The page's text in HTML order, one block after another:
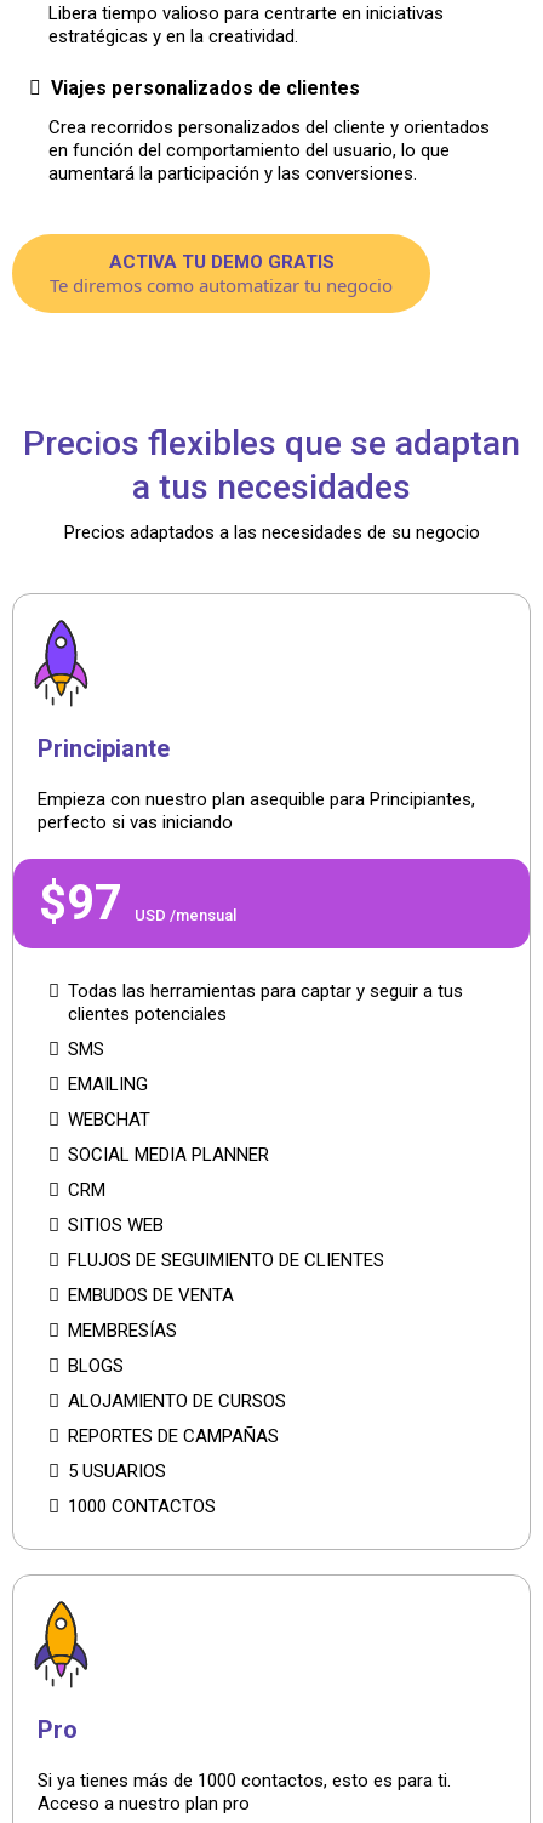
Libera tiempo valioso para centrarte en iniciativas
estratégicas y en la creatividad.
Viajes personalizados de clientes
Crea recorridos personalizados del cliente y orientados
en función del comportamiento del usuario, lo que
aumentará la participación y las conversiones.
ACTIVA TU DEMO GRATIS
Te diremos como automatizar tu negocio
Precios flexibles que se adaptan
a tus necesidades
Precios adaptados a las necesidades de su negocio
Principiante
Empieza con nuestro plan asequible para Principiantes,
perfecto si vas iniciando
$97 USD /mensual
Todas las herramientas para captar y seguir a tus
clientes potenciales
SMS
EMAILING
WEBCHAT
SOCIAL MEDIA PLANNER
CRM
SITIOS WEB
FLUJOS DE SEGUIMIENTO DE CLIENTES
EMBUDOS DE VENTA
MEMBRESÍAS
BLOGS
ALOJAMIENTO DE CURSOS
REPORTES DE CAMPAÑAS
5 USUARIOS
1000 CONTACTOS
Pro
Si ya tienes más de 1000 contactos, esto es para ti.
Acceso a nuestro plan pro